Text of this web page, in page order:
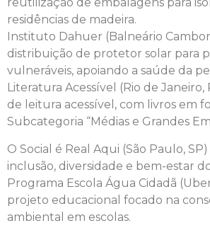
reutilização de embalagens para
residências de madeira.
Instituto Dahuer (Balneário
distribuição de protetor solar para
vulneráveis, apoiando a saúde da
Literatura Acessível (Rio de Janeiro,
de leitura acessível, com livros em
Subcategoria “Médias e Grandes
O Social é Real Aqui (São Paulo,
inclusão, diversidade e bem-estar
Programa Escola Água Cidadã
projeto educacional focado na
ambiental em escolas.